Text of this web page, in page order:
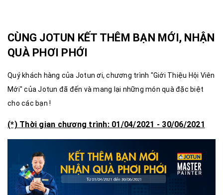
CÙNG JOTUN KẾT THÊM BẠN MỚI, NHẬN
QUÀ PHƠI PHỚI
Quý khách hàng của Jotun ơi, chương trình "Giới Thiệu Hội Viên
Mới" của Jotun đã đến và mang lại những món quà đặc biệt
cho các bạn !
(*) Thời gian chương trình: 01/04/2021 - 30/06/2021